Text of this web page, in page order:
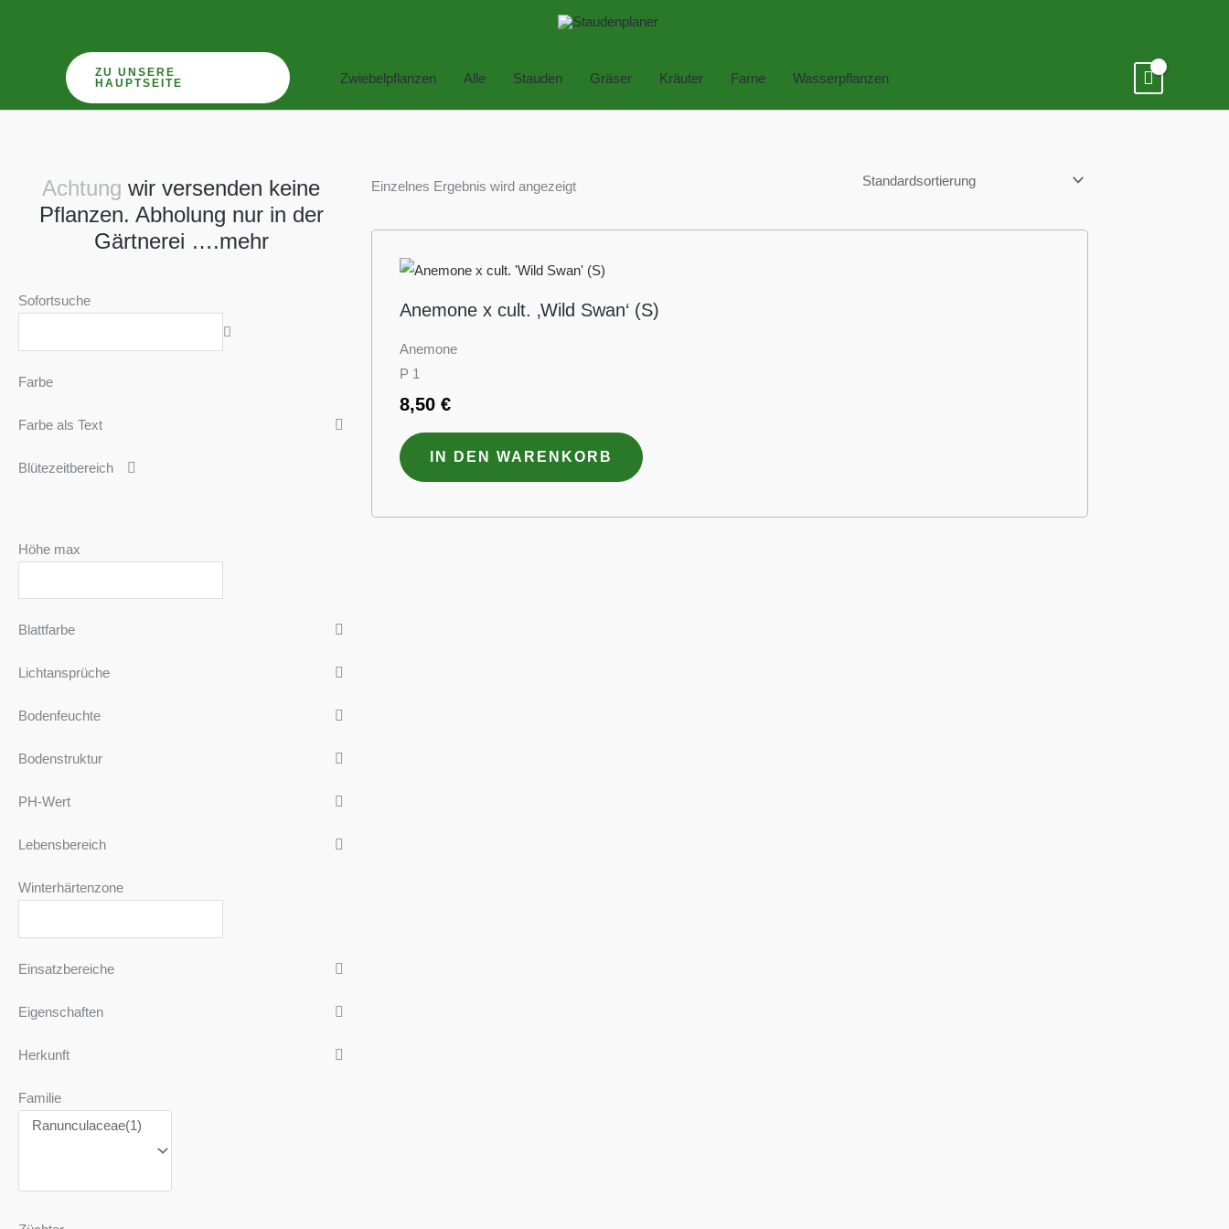
ZU UNSERE
HAUPTSEITE
Zwiebelpflanzen Alle Stauden Gräser Kräuter Farne Wasserpflanzen
Achtung wir versenden keine
Pflanzen. Abholung nur in der
Gärtnerei ….mehr
Sofortsuche
Farbe
Farbe als Text
Blütezeitbereich
Höhe max
Blattfarbe
Lichtansprüche
Bodenfeuchte
Bodenstruktur
PH-Wert
Lebensbereich
Winterhärtenzone
Einsatzbereiche
Eigenschaften
Herkunft
Familie
Einzelnes Ergebnis wird angezeigt
Anemone x cult. ‚Wild Swan‘ (S)
Anemone
P 1
8,50 €
IN DEN WARENKORB